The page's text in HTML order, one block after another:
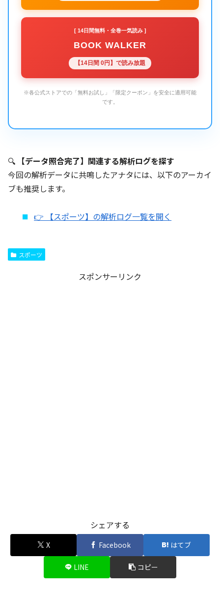
[ 14日間無料・全巻一気読み ]
BOOK WALKER
【14日間 0円】で読み放題
※各公式ストアでの「無料お試し」「限定クーポン」を安全に適用可能
です。
🔍 【データ照合完了】関連する解析ログを探す
今回の解析データに共鳴したアナタには、以下のアーカイ
ブも推奨します。
👉 【スポーツ】の解析ログ一覧を開く
スポーツ
スポンサーリンク
シェアする
X Facebook はてブ
LINE コピー